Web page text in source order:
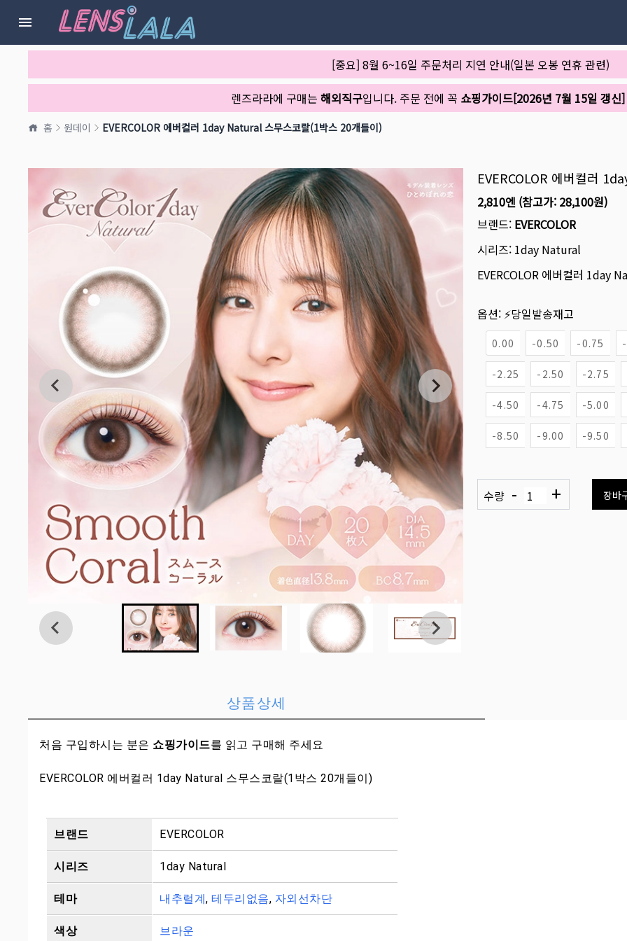
[중요] 8월 6~16일 주문처리 지연 안내(일본 오봉 연휴 관련)
렌즈라라에 구매는 해외직구입니다. 주문 전에 꼭 쇼핑가이드[2026년 7월 15일 갱신]
홈 원데이 EVERCOLOR 에버컬러 1day Natural 스무스코랄(1박스 20개들이)
EVERCOLOR 에버컬러
2,810엔 (참고가: 28,100원)
브랜드: EVERCOLOR
시리즈: 1day Natural
EVERCOLOR 에버컬러 1day
옵션: ⚡당일발송재고
0.00 -0.50 -0.75
-2.25 -2.50 -2.75
-4.50 -4.75 -5.00
-8.50 -9.00 -9.50
수량 - + 장바
상품상세
처음 구입하시는 분은 쇼핑가이드를 읽고 구매해 주세요
EVERCOLOR 에버컬러 1day Natural 스무스코랄(1박스 20개들이)
브랜드 EVERCOLOR
시리즈 1day Natural
테마 내추럴계, 테두리없음, 자외선차단
색상 브라운